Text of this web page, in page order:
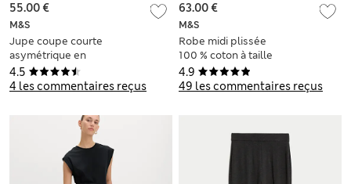
4.5
4 les commentaires reçus
M&S
Jupe coupe courte
asymétrique en
satin et dentelle
55.00 €
4.9
49 les commentaires reçus
M&S
Robe midi plissée
100 % coton à taille
ajustée
63.00 €